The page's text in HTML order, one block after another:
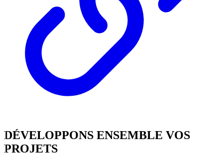
DÉVELOPPONS ENSEMBLE VOS
PROJETS